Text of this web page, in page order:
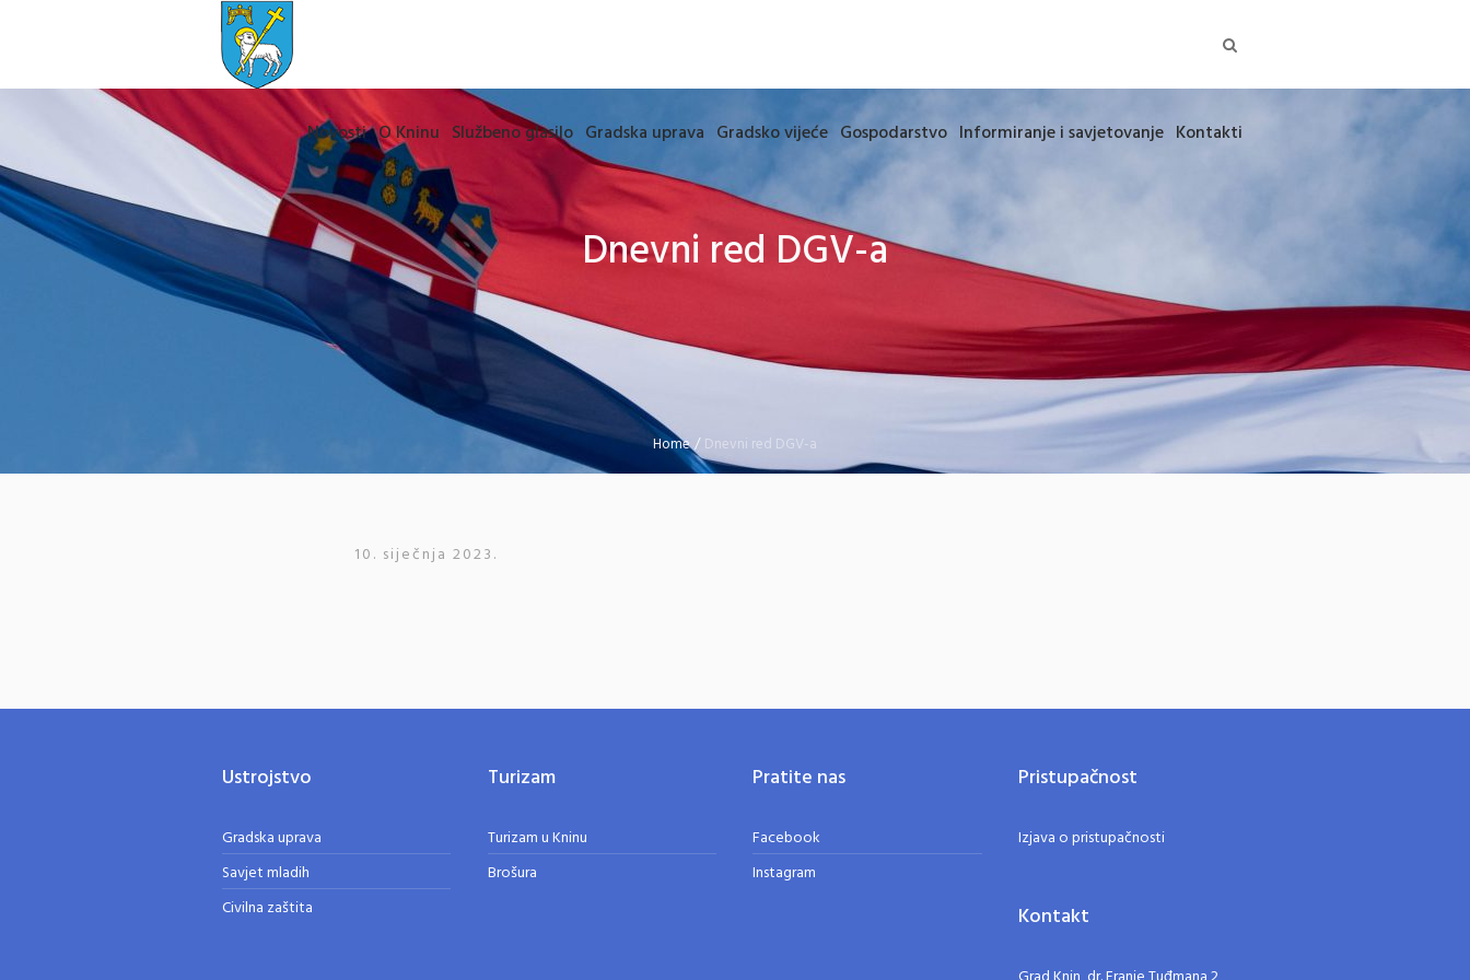
Novosti O Kninu Službeno glasilo Gradska uprava Gradsko vijeće Gospodarstvo Informiranje i savjetovanje Kontakti
Dnevni red DGV-a
Home/Dnevni red DGV-a
10. siječnja 2023.
Ustrojstvo
Gradska uprava
Savjet mladih
Civilna zaštita
Turizam
Turizam u Kninu
Brošura
Pratite nas
Facebook
Instagram
Pristupačnost
Izjava o pristupačnosti
Kontakt